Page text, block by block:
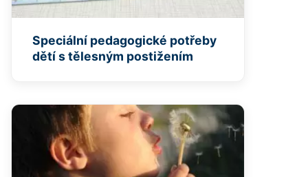
Speciální pedagogické potřeby
dětí s tělesným postižením